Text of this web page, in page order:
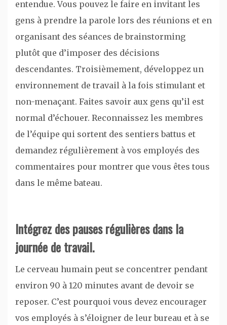
entendue. Vous pouvez le faire en invitant les
gens à prendre la parole lors des réunions et en
organisant des séances de brainstorming
plutôt que d’imposer des décisions
descendantes. Troisièmement, développez un
environnement de travail à la fois stimulant et
non-menaçant. Faites savoir aux gens qu’il est
normal d’échouer. Reconnaissez les membres
de l’équipe qui sortent des sentiers battus et
demandez régulièrement à vos employés des
commentaires pour montrer que vous êtes tous
dans le même bateau.
Intégrez des pauses régulières dans la
journée de travail.
Le cerveau humain peut se concentrer pendant
environ 90 à 120 minutes avant de devoir se
reposer. C’est pourquoi vous devez encourager
vos employés à s’éloigner de leur bureau et à se